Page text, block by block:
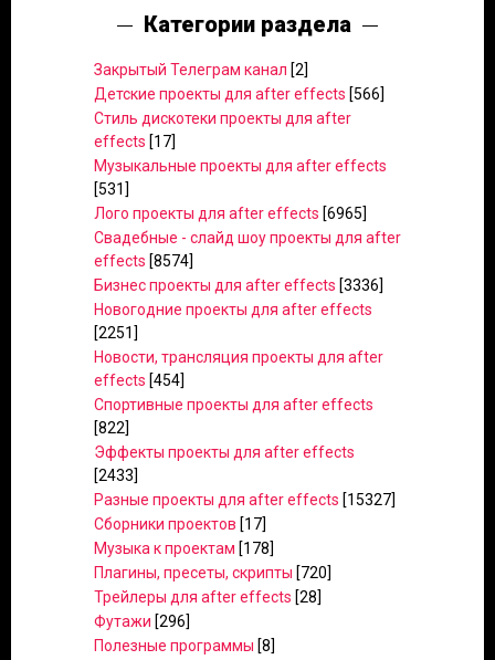
Категории раздела
Закрытый Телеграм канал [2]
Детские проекты для after effects [566]
Стиль дискотеки проекты для after
effects [17]
Музыкальные проекты для after effects
[531]
Лого проекты для after effects [6965]
Свадебные - слайд шоу проекты для after
effects [8574]
Бизнес проекты для after effects [3336]
Новогодние проекты для after effects
[2251]
Новости, трансляция проекты для after
effects [454]
Спортивные проекты для after effects
[822]
Эффекты проекты для after effects
[2433]
Разные проекты для after effects [15327]
Сборники проектов [17]
Музыка к проектам [178]
Плагины, пресеты, скрипты [720]
Трейлеры для after effects [28]
Футажи [296]
Полезные программы [8]